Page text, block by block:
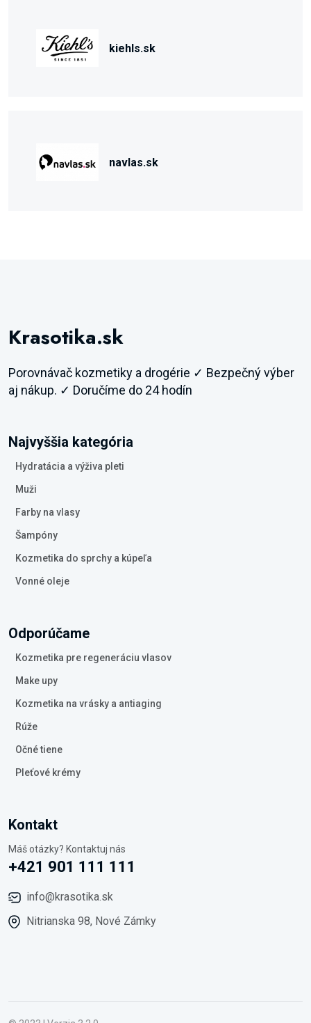
kiehls.sk
navlas.sk
Krasotika.sk
Porovnávač kozmetiky a drogérie ✓ Bezpečný výber
aj nákup. ✓ Doručíme do 24 hodín
Najvyššia kategória
Hydratácia a výživa pleti
Muži
Farby na vlasy
Šampóny
Kozmetika do sprchy a kúpeľa
Vonné oleje
Odporúčame
Kozmetika pre regeneráciu vlasov
Make upy
Kozmetika na vrásky a antiaging
Rúže
Očné tiene
Pleťové krémy
Kontakt
Máš otázky? Kontaktuj nás
+421 901 111 111
info@krasotika.sk
Nitrianska 98, Nové Zámky